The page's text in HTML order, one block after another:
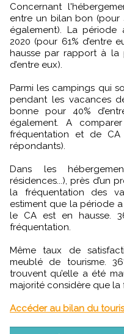
Concernant
entre un bilan bon (pour
également). La période
2020 (pour 61% d’entre
hausse par rapport à la
d’entre eux).
Parmi les campings qui
pendant les vacances
bonne pour 40%
également. A
fréquentation et de CA
répondants).
Dans les
résidences...), près d’un
la fréquentation des
estiment que la période
le CA est en hausse.
fréquentation.
Même taux de
meublé de tourisme.
trouvent qu’elle a été
majorité considère que
Accéder au bilan du